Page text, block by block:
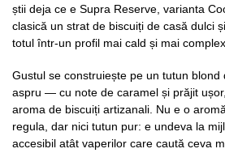
știi deja ce e Supra Reserve, varianta
clasică un strat de biscuiți de casă dulci
totul într-un profil mai cald și mai complex.
Gustul se construiește pe un tutun
aspru — cu note de caramel și prăjit
aroma de biscuiți artizanali. Nu e o
regula, dar nici tutun pur: e undeva la
accesibil atât vaperilor care caută ceva